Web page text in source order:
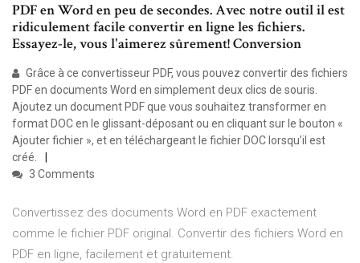
PDF en Word en peu de secondes. Avec notre outil il est
ridiculement facile convertir en ligne les fichiers.
Essayez-le, vous l'aimerez sûrement! Conversion
Grâce à ce convertisseur PDF, vous pouvez convertir des fichiers
PDF en documents Word en simplement deux clics de souris.
Ajoutez un document PDF que vous souhaitez transformer en
format DOC en le glissant-déposant ou en cliquant sur le bouton «
Ajouter fichier », et en téléchargeant le fichier DOC lorsqu’il est
créé.
3 Comments
Convertissez des documents Word en PDF exactement
comme le fichier PDF original. Convertir des fichiers Word en
PDF en ligne, facilement et gratuitement.